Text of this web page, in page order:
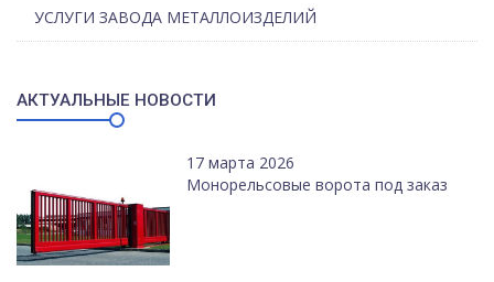
УСЛУГИ ЗАВОДА МЕТАЛЛОИЗДЕЛИЙ
АКТУАЛЬНЫЕ НОВОСТИ
17 марта 2026
Монорельсовые ворота под заказ